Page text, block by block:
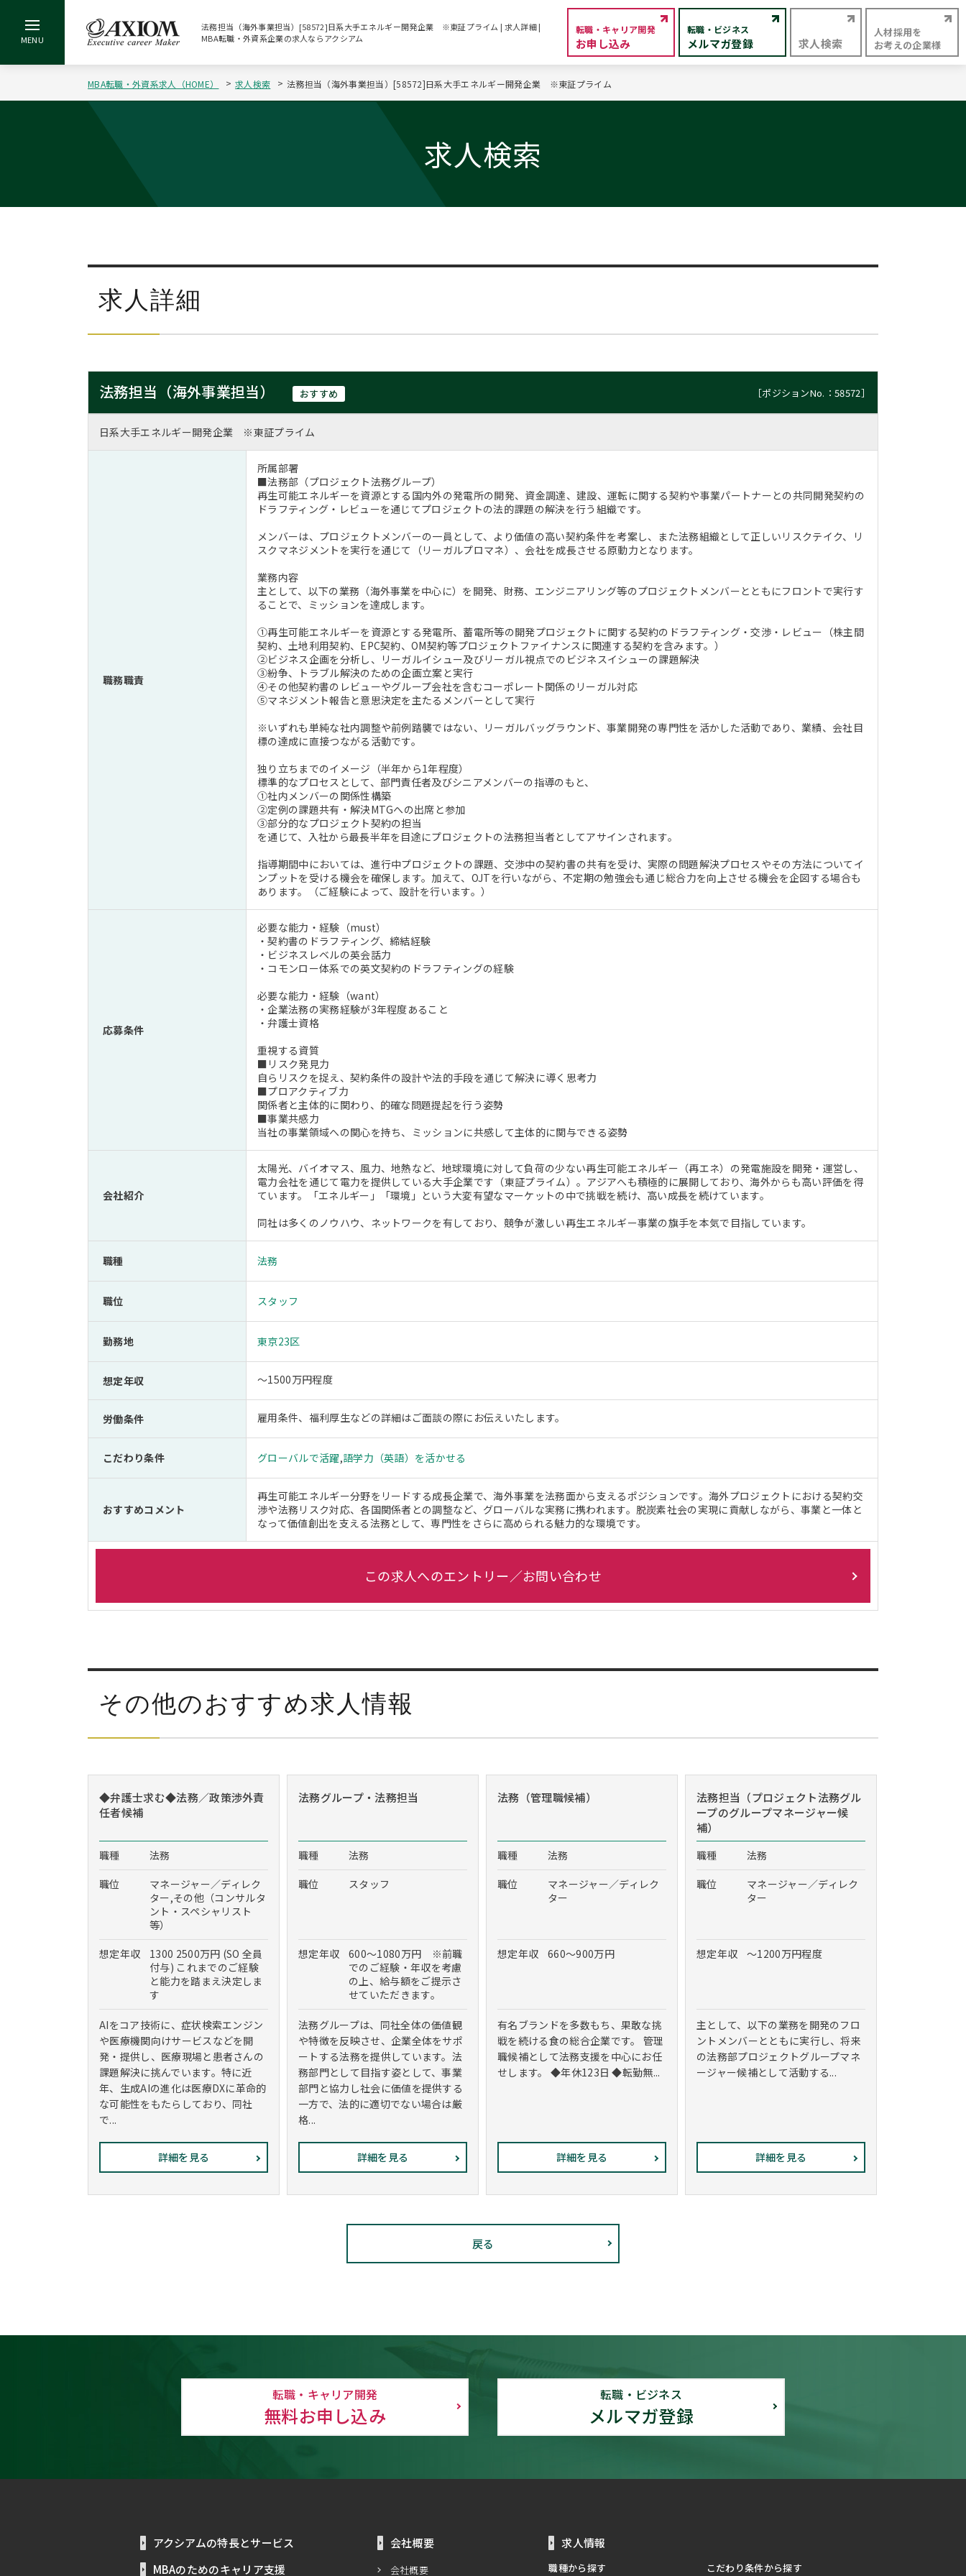
法務担当（海外事業担当）[58572]日系大手エネルギー開発企業 ※東証プライム | 求人詳細 |
MBA転職・外資系企業の求人ならアクシアム
転職・キャリア開発
お申し込み
転職・ビジネス
メルマガ登録 求人検索
人材採用を
お考えの企業様
MBA転職・外資系求人（HOME） 求人検索 法務担当（海外事業担当）[58572]日系大手エネルギー開発企業 ※東証プライム
求人検索
求人詳細
法務担当（海外事業担当） おすすめ ［ポジションNo.：58572］
日系大手エネルギー開発企業 ※東証プライム
職務職責
所属部署
■法務部（プロジェクト法務グループ）
再生可能エネルギーを資源とする国内外の発電所の開発、資金調達、建設、運転に関する契約や事業パートナーとの共同開発契約の
ドラフティング・レビューを通じてプロジェクトの法的課題の解決を行う組織です。
メンバーは、プロジェクトメンバーの一員として、より価値の高い契約条件を考案し、また法務組織として正しいリスクテイク、リ
スクマネジメントを実行を通じて（リーガルプロマネ）、会社を成長させる原動力となります。
業務内容
主として、以下の業務（海外事業を中心に）を開発、財務、エンジニアリング等のプロジェクトメンバーとともにフロントで実行す
ることで、ミッションを達成します。
①再生可能エネルギーを資源とする発電所、蓄電所等の開発プロジェクトに関する契約のドラフティング・交渉・レビュー（株主間
契約、土地利用契約、EPC契約、OM契約等プロジェクトファイナンスに関連する契約を含みます。）
②ビジネス企画を分析し、リーガルイシュー及びリーガル視点でのビジネスイシューの課題解決
③紛争、トラブル解決のための企画立案と実行
④その他契約書のレビューやグループ会社を含むコーポレート関係のリーガル対応
⑤マネジメント報告と意思決定を主たるメンバーとして実行
※いずれも単純な社内調整や前例踏襲ではない、リーガルバッグラウンド、事業開発の専門性を活かした活動であり、業績、会社目
標の達成に直接つながる活動です。
独り立ちまでのイメージ（半年から1年程度）
標準的なプロセスとして、部門責任者及びシニアメンバーの指導のもと、
①社内メンバーの関係性構築
②定例の課題共有・解決MTGへの出席と参加
③部分的なプロジェクト契約の担当
を通じて、入社から最長半年を目途にプロジェクトの法務担当者としてアサインされます。
指導期間中においては、進行中プロジェクトの課題、交渉中の契約書の共有を受け、実際の問題解決プロセスやその方法についてイ
ンプットを受ける機会を確保します。加えて、OJTを行いながら、不定期の勉強会も通じ総合力を向上させる機会を企図する場合も
あります。（ご経験によって、設計を行います。）
応募条件
必要な能力・経験（must）
・契約書のドラフティング、締結経験
・ビジネスレベルの英会話力
・コモンロー体系での英文契約のドラフティングの経験
必要な能力・経験（want）
・企業法務の実務経験が3年程度あること
・弁護士資格
重視する資質
■リスク発見力
自らリスクを捉え、契約条件の設計や法的手段を通じて解決に導く思考力
■プロアクティブ力
関係者と主体的に関わり、的確な問題提起を行う姿勢
■事業共感力
当社の事業領域への関心を持ち、ミッションに共感して主体的に関与できる姿勢
会社紹介
太陽光、バイオマス、風力、地熱など、地球環境に対して負荷の少ない再生可能エネルギー（再エネ）の発電施設を開発・運営し、
電力会社を通じて電力を提供している大手企業です（東証プライム）。アジアへも積極的に展開しており、海外からも高い評価を得
ています。「エネルギー」「環境」という大変有望なマーケットの中で挑戦を続け、高い成長を続けています。
同社は多くのノウハウ、ネットワークを有しており、競争が激しい再生エネルギー事業の旗手を本気で目指しています。
職種 法務
職位 スタッフ
勤務地 東京23区
想定年収 ～1500万円程度
労働条件 雇用条件、福利厚生などの詳細はご面談の際にお伝えいたします。
こだわり条件 グローバルで活躍,語学力（英語）を活かせる
おすすめコメント
再生可能エネルギー分野をリードする成長企業で、海外事業を法務面から支えるポジションです。海外プロジェクトにおける契約交
渉や法務リスク対応、各国関係者との調整など、グローバルな実務に携われます。脱炭素社会の実現に貢献しながら、事業と一体と
なって価値創出を支える法務として、専門性をさらに高められる魅力的な環境です。
この求人へのエントリー／お問い合わせ
その他のおすすめ求人情報
◆弁護士求む◆法務／政策渉外責
任者候補
職種
法務
職位
マネージャー／ディレク
ター,その他（コンサルタ
ント・スペシャリスト
等）
想定年収
1300 2500万円 (SO 全員
付与) これまでのご経験
と能力を踏まえ決定しま
す
AIをコア技術に、症状検索エンジン
や医療機関向けサービスなどを開
発・提供し、医療現場と患者さんの
課題解決に挑んでいます。特に近
年、生成AIの進化は医療DXに革命的
な可能性をもたらしており、同社
で...
詳細を見る
法務グループ・法務担当
職種
法務
職位
スタッフ
想定年収
600～1080万円 ※前職
でのご経験・年収を考慮
の上、給与額をご提示さ
せていただきます。
法務グループは、同社全体の価値観
や特徴を反映させ、企業全体をサポ
ートする法務を提供しています。法
務部門として目指す姿として、事業
部門と協力し社会に価値を提供する
一方で、法的に適切でない場合は厳
格...
詳細を見る
法務（管理職候補）
職種
法務
職位
マネージャー／ディレク
ター
想定年収 660～900万円
有名ブランドを多数もち、果敢な挑
戦を続ける食の総合企業です。 管理
職候補として法務支援を中心にお任
せします。 ◆年休123日 ◆転勤無...
詳細を見る
法務担当（プロジェクト法務グル
ープのグループマネージャー候
補）
職種
法務
職位
マネージャー／ディレク
ター
想定年収 ～1200万円程度
主として、以下の業務を開発のフロ
ントメンバーとともに実行し、将来
の法務部プロジェクトグループマネ
ージャー候補として活動する...
詳細を見る
戻る
転職・キャリア開発
無料お申し込み
転職・ビジネス
メルマガ登録
アクシアムの特長とサービス
MBAのためのキャリア支援
会社概要
会社概要
求人情報
職種から探す こだわり条件から探す